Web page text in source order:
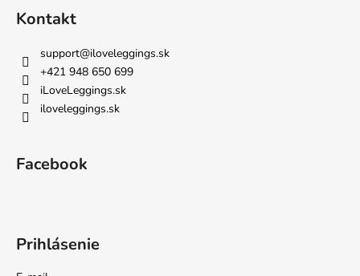
Kontakt
support@iloveleggings.sk
+421 948 650 699
iLoveLeggings.sk
iloveleggings.sk
Facebook
Prihlásenie